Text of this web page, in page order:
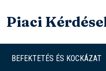
Piaci
BEFEKTETÉS ÉS KOCKÁZAT